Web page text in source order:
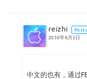
reizhi
Post
2010年6月5日
中文的也有，通过